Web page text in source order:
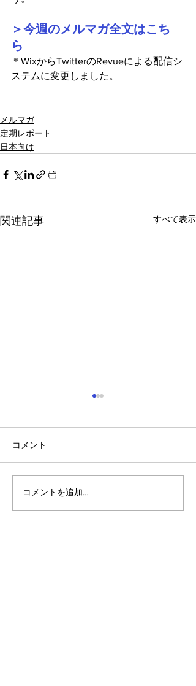
＞今週のメルマガ全文はこち
ら
＊WixからTwitterのRevueによる配信シ
ステムに変更しました。
メルマガ
定期レポート
日本向け
関連記事 すべて表示
「脳」を持ったブロック
チェーン。アルゴランド
コメント
コメントを追加…